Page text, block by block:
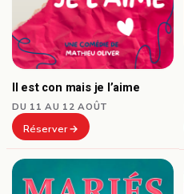
Il est con mais je l’aime
DU 11 AU 12 AOÛT
Réserver